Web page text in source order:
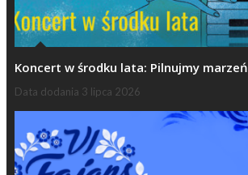
Koncert w środku lata: Pilnujmy marzeń
Data dodania 3 lipca 2026